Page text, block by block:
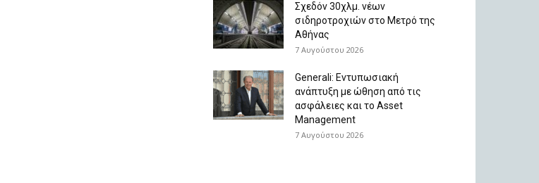
Σχεδόν 30χλμ. νέων
σιδηροτροχιών στο Μετρό της
Αθήνας
7 Αυγούστου 2026
Generali: Eντυπωσιακή
ανάπτυξη με ώθηση από τις
ασφάλειες και το Asset
Management
7 Αυγούστου 2026